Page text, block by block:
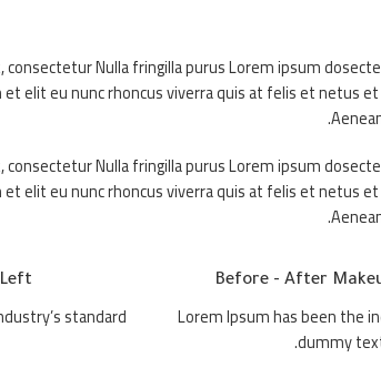
Nulla fringilla purus Lorem ipsum
elit eu nunc rhoncus viverra quis at felis et netus
Nulla fringilla purus Lorem ipsum
elit eu nunc rhoncus viverra quis at felis et netus
standard
Before - After
Lorem Ipsum has been the
dummy